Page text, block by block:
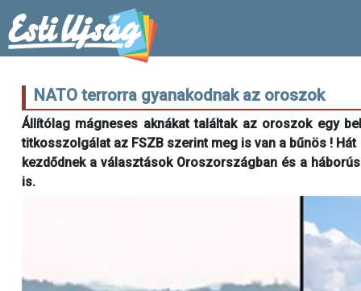
NATO terrorra gyanakodnak az oroszok
Állítólag mágneses aknákat találtak az oroszok egy
titkosszolgálat az FSZB szerint meg is van a bűnös !
kezdődnek a választások Oroszországban és a
is.